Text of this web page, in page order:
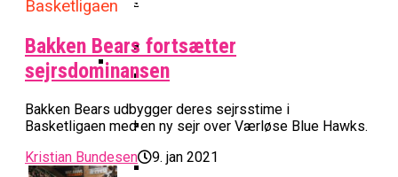
Cup Med Smalt Nederlag
Champions League
Bakken Bears Skuffede Og
Misser Champions League-
Gruppespil
Danske Tobias Jensen Fik
Spilletid I Testkamp Mod
Portland Trail Blazers
Basketball-OL 2024: Se
Grupperne Og Sæt Krydser I Din
Kalender
Medie: Lebron James Vil Stå I
Medlemstal I Dansk Basket Boomer:
Fremgang For 12. År I Træk
Basketligaen
Bakken Bears fortsætter
sejrsdominansen
Bakken Bears udbygger deres sejrsstime i
Basketligaen med en ny sejr over Værløse Blue Hawks.
Kristian Bundesen
9. jan 2021